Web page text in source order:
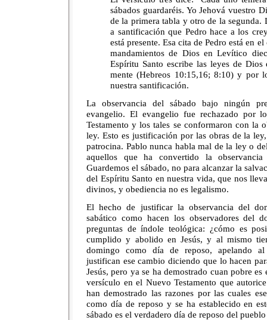
sábados guardaréis. Yo Jehová vuestro
de la primera tabla y otro de la
a santificación que Pedro hace a los
está presente. Esa cita de Pedro está en
mandamientos de Dios en Levítico
Espíritu Santo escribe las leyes de
mente (Hebreos 10:15,16; 8:10) y por
nuestra santificación.
La observancia del sábado bajo ningún
evangelio. El evangelio fue rechazado por
Testamento y los tales se conformaron con la
ley. Esto es justificación por las obras de la
patrocina. Pablo nunca habla mal de la ley o
aquellos que ha convertido la
Guardemos el sábado, no para alcanzar la
del Espíritu Santo en nuestra vida, que nos
divinos, y obediencia no es legalismo.
El hecho de justificar la observancia del
sabático como hacen los observadores del
preguntas de índole teológica: ¿cómo es
cumplido y abolido en Jesús, y al mismo
domingo como día de reposo, apelando al
justifican ese cambio diciendo que lo hacen
Jesús, pero ya se ha demostrado cuan pobre
versículo en el Nuevo Testamento que
han demostrado las razones por las cuales
como día de reposo y se ha establecido en
sábado es el verdadero día de reposo del